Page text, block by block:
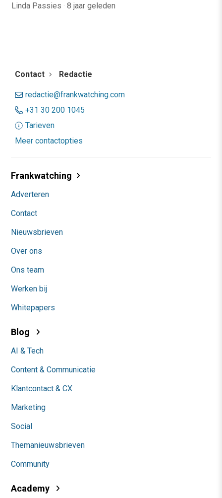
Linda Passies · 8 jaar geleden
Contact Redactie
redactie@frankwatching.com
+31 30 200 1045
Tarieven
Meer contactopties
Frankwatching
Adverteren
Contact
Nieuwsbrieven
Over ons
Ons team
Werken bij
Whitepapers
Blog
AI & Tech
Content & Communicatie
Klantcontact & CX
Marketing
Social
Themanieuwsbrieven
Community
Academy